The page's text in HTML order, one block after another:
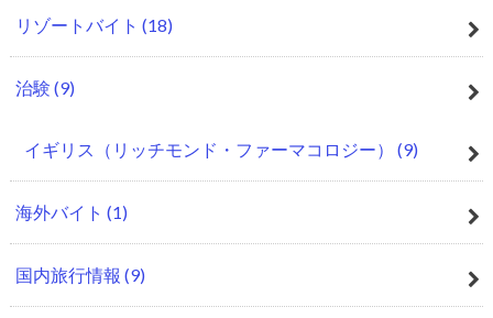
リゾートバイト (18)
治験 (9)
イギリス（リッチモンド・ファーマコロジー） (9)
海外バイト (1)
国内旅行情報 (9)